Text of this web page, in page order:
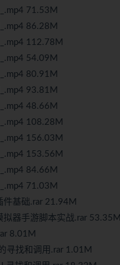
71.53M
86.28M
112.78M
54.09M
80.91M
93.81M
48.66M
108.28M
156.03M
153.56M
84.66M
71.03M
基础.rar 21.94M
器手游脚本实战.rar
8.01M
寻找和调用.rar 1.01M